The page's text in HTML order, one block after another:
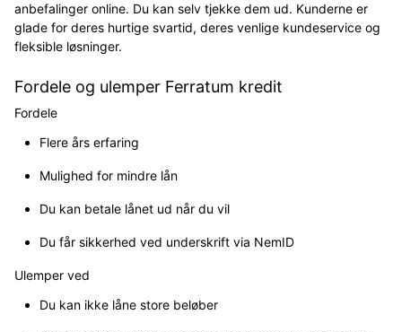
anbefalinger online. Du kan selv tjekke dem ud. Kunderne er
glade for deres hurtige svartid, deres venlige kundeservice og
fleksible løsninger.
Fordele og ulemper Ferratum kredit
Fordele
Flere års erfaring
Mulighed for mindre lån
Du kan betale lånet ud når du vil
Du får sikkerhed ved underskrift via NemID
Ulemper ved
Du kan ikke låne store beløber